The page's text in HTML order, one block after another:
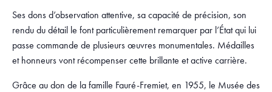
Ses dons d’observation attentive, sa capacité de précision, son
rendu du détail le font particulièrement remarquer par l’État qui lui
passe commande de plusieurs œuvres monumentales. Médailles
et honneurs vont récompenser cette brillante et active carrière.
Grâce au don de la famille Fauré-Fremiet, en 1955, le Musée des